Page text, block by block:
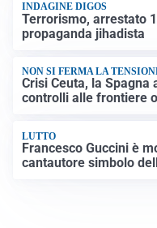
INDAGINE DIGOS
Terrorismo, arrestato
propaganda jihadista
NON SI FERMA LA
Crisi Ceuta, la Spagna
controlli alle frontiere
LUTTO
Francesco Guccini è
cantautore simbolo